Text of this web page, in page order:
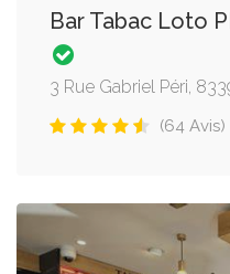
Bar Tabac Loto
3 Rue Gabriel Péri,
(64 Avis)